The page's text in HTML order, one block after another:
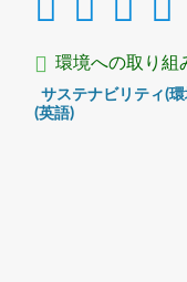
環境への取り組
サステナビリティ(
(英語)